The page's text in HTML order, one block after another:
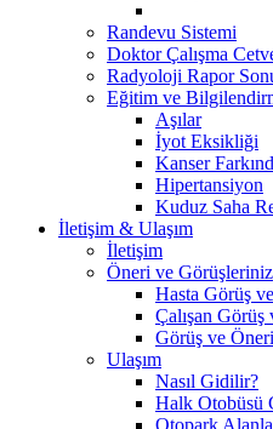
Randevu Sistemi
Doktor Çalışma
Radyoloji Rapor
Eğitim ve
Aşılar
İyot Eksikliği
Kanser
Hipertansiyon
Kuduz Saha
İletişim & Ulaşım
İletişim
Öneri ve Görüşleriniz
Hasta Görüş
Çalışan
Görüş ve
Ulaşım
Nasıl Gidilir?
Halk Otobüsü
Otopark